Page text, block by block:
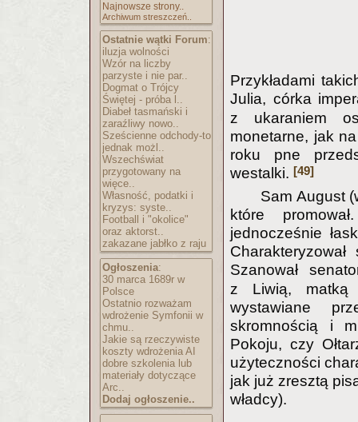
Najnowsze strony..
Archiwum streszczeń..
Ostatnie wątki Forum:
iluzja wolności
Wzór na liczby
parzyste i nie par..
Dogmat o Trójcy
Świętej - próba l..
Diabeł tasmański i
zaraźliwy nowo..
Sześcienne odchody-to
jednak możl..
Wszechświat
przygotowany na
więce..
Własność, podatki i
kryzys: syste..
Football i "okolice"
oraz aktorst..
zakazane jabłko z raju
Ogłoszenia:
30 marca 1689r w
Polsce
Ostatnio rozważam
wdrożenie Symfonii w
chmu..
Jakie są rzeczywiste
koszty wdrożenia AI
dobre szkolenia lub
materiały dotyczące
Arc..
Dodaj ogłoszenie..
Przykładami
Julia, córka
z ukaraniem
monetarne, jak
roku pne
westalki. [49]
Sam August
które
jednocześnie
Szanował
z Liwią, matką
wystawiane
skromnością i
Pokoju, czy
użyteczności
jak już zresztą
władcy).